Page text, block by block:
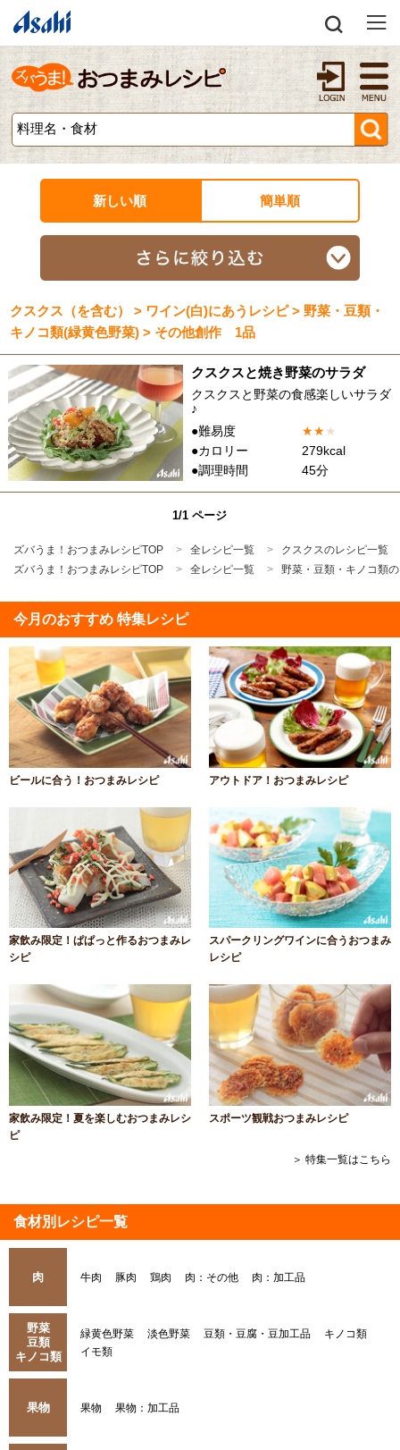
新しい順 簡単順
クスクス（を含む） > ワイン(白)にあうレシピ > 野菜・豆類・
キノコ類(緑黄色野菜) > その他創作 1品
クスクスと焼き野菜のサラダ
クスクスと野菜の食感楽しいサラダ
♪
●難易度
★★★
●カロリー
279kcal
●調理時間
45分
1/1 ページ
ズバうま！おつまみレシピTOP 全レシピ一覧
クスクスのレシピ一覧
ズバうま！おつまみレシピTOP
全レシピ一覧 野菜・豆類・キノコ類
今月のおすすめ 特集レシピ
ビールに合う！おつまみレシピ アウトドア！おつまみレシピ
家飲み限定！ぱぱっと作るおつまみレ
シピ
スパークリングワインに合うおつまみ
レシピ
家飲み限定！夏を楽しむおつまみレシ
ピ
スポーツ観戦おつまみレシピ
＞ 特集一覧はこちら
食材別レシピ一覧
肉 牛肉 豚肉 鶏肉 肉：その他 肉：加工品
野菜
豆類
キノコ類
緑黄色野菜 淡色野菜 豆類・豆腐・豆加工品
キノコ類
イモ類
果物 果物 果物：加工品